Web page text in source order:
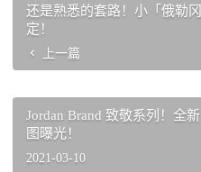
还是熟悉的套路！小「俄勒
定！
上一篇
Jordan Brand 致敬系列！全
图曝光！
2021-03-10